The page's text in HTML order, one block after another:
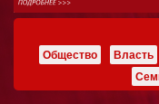
Общество Власть